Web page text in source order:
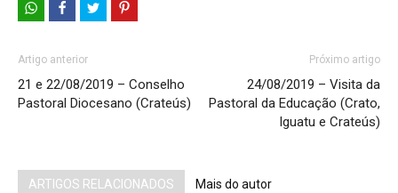
Artigo anterior
21 e 22/08/2019 – Conselho
Pastoral Diocesano (Crateús)
Próximo artigo
24/08/2019 – Visita da
Pastoral da Educação (Crato,
Iguatu e Crateús)
ARTIGOS RELACIONADOS Mais do autor